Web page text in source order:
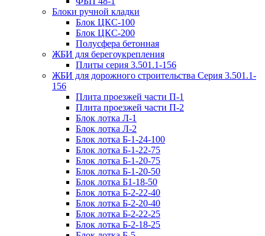
Блоки ручной кладки
Блок ЦКС-100
Блок ЦКС-200
Полусфера бетонная
ЖБИ для берегоукрепления
Плиты серия 3.501.1-156
ЖБИ для дорожного строительства Серия 3.501.1-
156
Плита проезжей части П-1
Плита проезжей части П-2
Блок лотка Л-1
Блок лотка Л-2
Блок лотка Б-1-24-100
Блок лотка Б-1-22-75
Блок лотка Б-1-20-75
Блок лотка Б-1-20-50
Блок лотка Б1-18-50
Блок лотка Б-2-22-40
Блок лотка Б-2-20-40
Блок лотка Б-2-22-25
Блок лотка Б-2-18-25